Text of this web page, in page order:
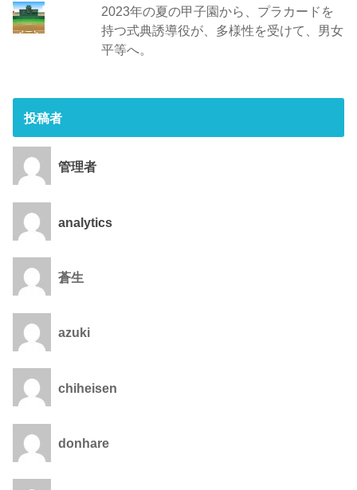
2023年の夏の甲子園から、プラカードを
持つ式典誘導役が、多様性を受けて、男女
平等へ。
投稿者
管理者
analytics
蒼生
azuki
chiheisen
donhare